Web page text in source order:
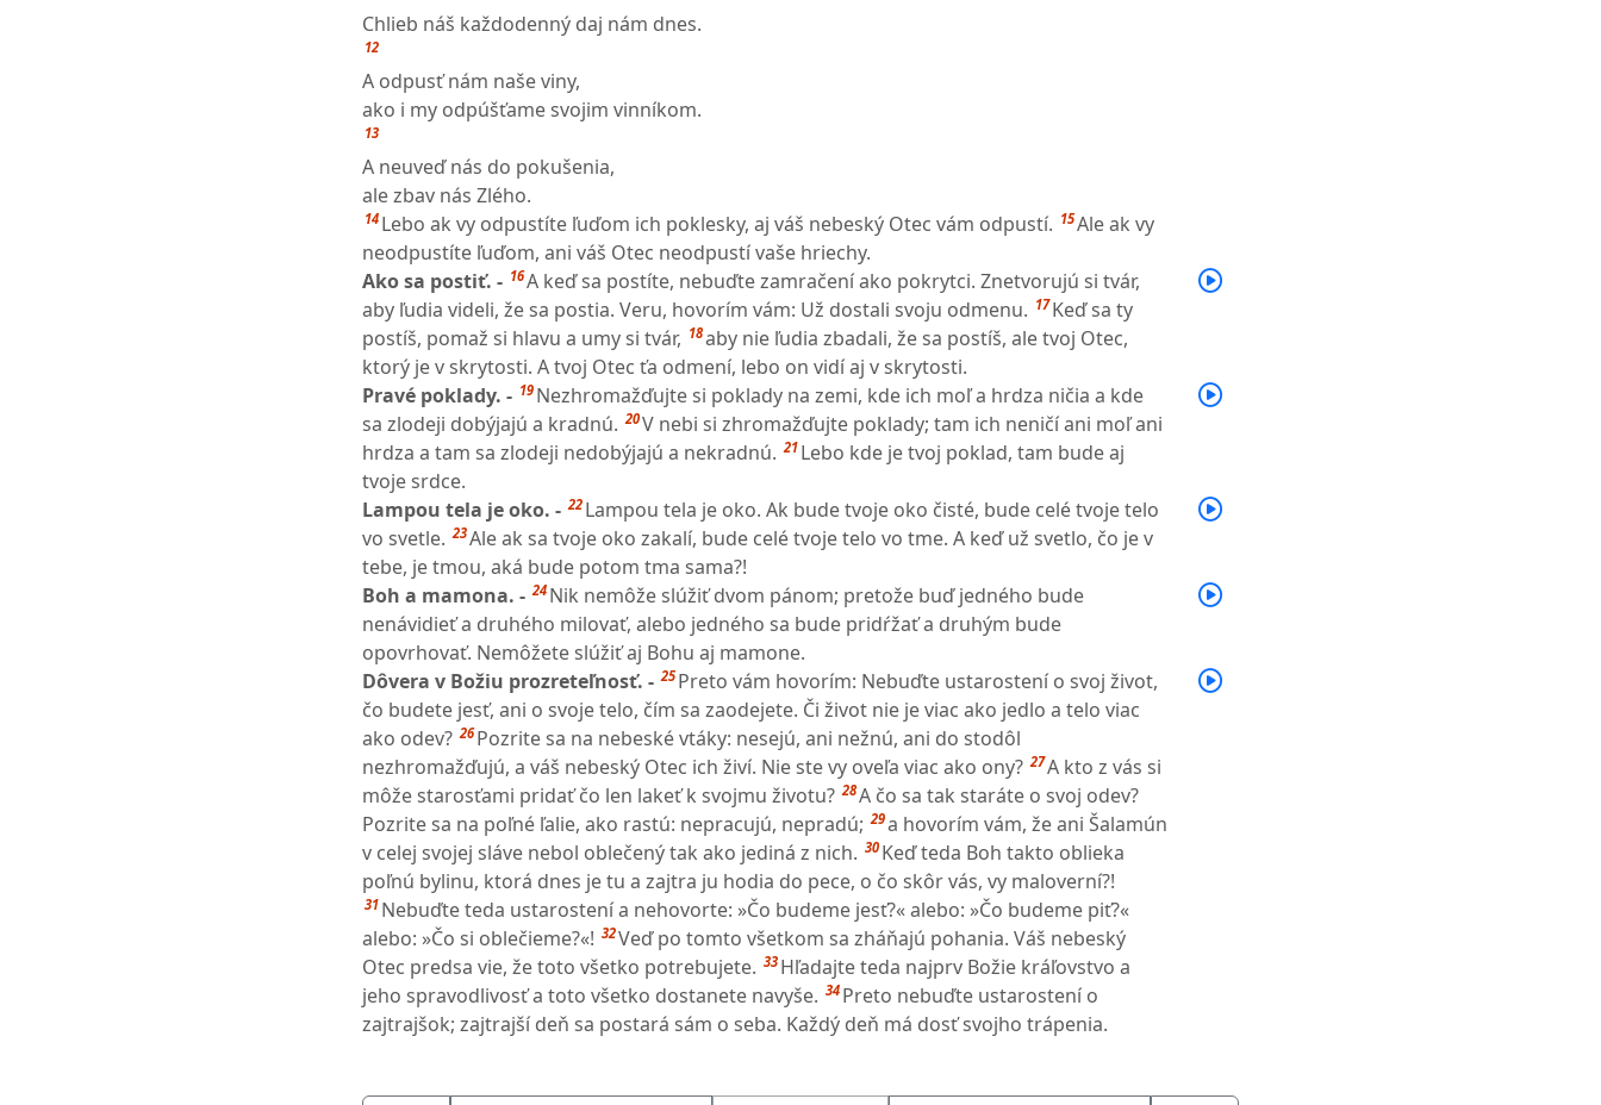
Chlieb náš každodenný daj nám dnes.
12
A odpusť nám naše viny,
ako i my odpúšťame svojim vinníkom.
13
A neuveď nás do pokušenia,
ale zbav nás Zlého.
14 Lebo ak vy odpustíte ľuďom ich poklesky, aj váš nebeský Otec vám odpustí. 15Ale ak vy
neodpustíte ľuďom, ani váš Otec neodpustí vaše hriechy.
Ako sa postiť. - 16A keď sa postíte, nebuďte zamračení ako pokrytci. Znetvorujú si tvár,
aby ľudia videli, že sa postia. Veru, hovorím vám: Už dostali svoju odmenu. 17 Keď sa ty
postíš, pomaž si hlavu a umy si tvár, 18aby nie ľudia zbadali, že sa postíš, ale tvoj Otec,
ktorý je v skrytosti. A tvoj Otec ťa odmení, lebo on vidí aj v skrytosti.
Pravé poklady. - 19 Nezhromažďujte si poklady na zemi, kde ich moľ a hrdza ničia a kde
sa zlodeji dobýjajú a kradnú. 20V nebi si zhromažďujte poklady; tam ich neničí ani moľ ani
hrdza a tam sa zlodeji nedobýjajú a nekradnú. 21 Lebo kde je tvoj poklad, tam bude aj
tvoje srdce.
Lampou tela je oko. - 22 Lampou tela je oko. Ak bude tvoje oko čisté, bude celé tvoje telo
vo svetle. 23Ale ak sa tvoje oko zakalí, bude celé tvoje telo vo tme. A keď už svetlo, čo je v
tebe, je tmou, aká bude potom tma sama?!
Boh a mamona. - 24 Nik nemôže slúžiť dvom pánom; pretože buď jedného bude
nenávidieť a druhého milovať, alebo jedného sa bude pridŕžať a druhým bude
opovrhovať. Nemôžete slúžiť aj Bohu aj mamone.
Dôvera v Božiu prozreteľnosť. - 25 Preto vám hovorím: Nebuďte ustarostení o svoj život,
čo budete jesť, ani o svoje telo, čím sa zaodejete. Či život nie je viac ako jedlo a telo viac
ako odev? 26 Pozrite sa na nebeské vtáky: nesejú, ani nežnú, ani do stodôl
nezhromažďujú, a váš nebeský Otec ich živí. Nie ste vy oveľa viac ako ony? 27A kto z vás si
môže starosťami pridať čo len lakeť k svojmu životu? 28A čo sa tak staráte o svoj odev?
Pozrite sa na poľné ľalie, ako rastú: nepracujú, nepradú; 29a hovorím vám, že ani Šalamún
v celej svojej sláve nebol oblečený tak ako jediná z nich. 30 Keď teda Boh takto oblieka
poľnú bylinu, ktorá dnes je tu a zajtra ju hodia do pece, o čo skôr vás, vy maloverní?!
31 Nebuďte teda ustarostení a nehovorte: »Čo budeme jesť?« alebo: »Čo budeme piť?«
alebo: »Čo si oblečieme?«! 32Veď po tomto všetkom sa zháňajú pohania. Váš nebeský
Otec predsa vie, že toto všetko potrebujete. 33 Hľadajte teda najprv Božie kráľovstvo a
jeho spravodlivosť a toto všetko dostanete navyše. 34 Preto nebuďte ustarostení o
zajtrajšok; zajtrajší deň sa postará sám o seba. Každý deň má dosť svojho trápenia.